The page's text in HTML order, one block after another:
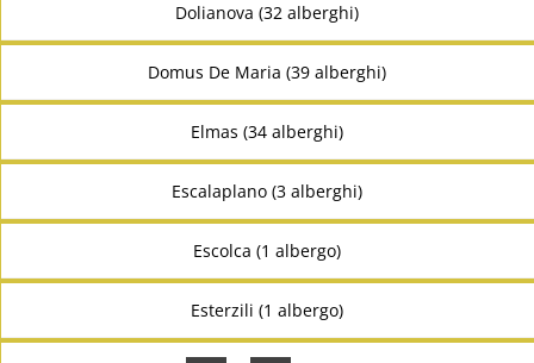
Dolianova (32 alberghi)
Domus De Maria (39 alberghi)
Elmas (34 alberghi)
Escalaplano (3 alberghi)
Escolca (1 albergo)
Esterzili (1 albergo)